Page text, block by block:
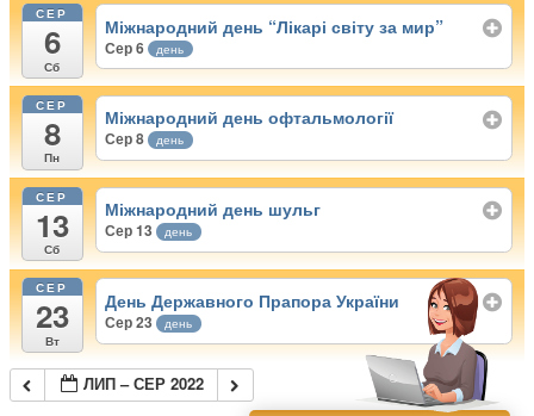
СЕР
6
Сб
Міжнародний день “Лікарі світу за мир”
Сер 6 день
СЕР
8
Пн
Міжнародний день офтальмології
Сер 8 день
СЕР
13
Сб
Міжнародний день шульг
Сер 13 день
СЕР
23
Вт
День Державного Прапора України
Сер 23 день
ЛИП – СЕР 2022